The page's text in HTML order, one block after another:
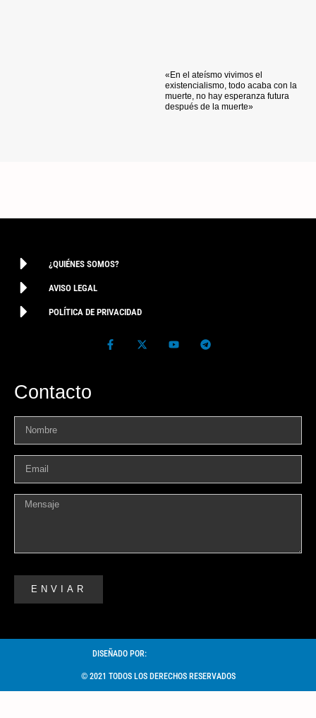
«En el ateísmo vivimos el
existencialismo, todo acaba con la
muerte, no hay esperanza futura
después de la muerte»
¿QUIÉNES SOMOS?
AVISO LEGAL
POLÍTICA DE PRIVACIDAD
Contacto
ENVIAR
DISEÑADO POR:
© 2021 TODOS LOS DERECHOS RESERVADOS